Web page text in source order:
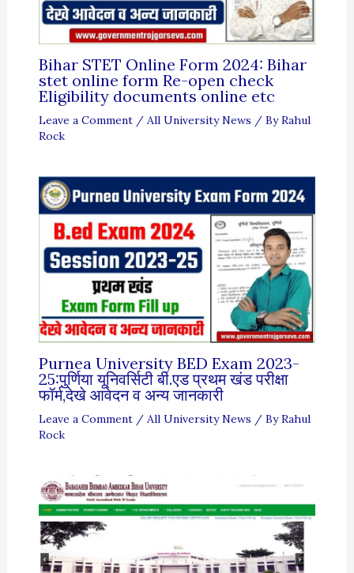
Bihar STET Online Form 2024: Bihar
stet online form Re-open check
Eligibility documents online etc
Leave a Comment / All University News / ByRahul
Rock
Purnea University BED Exam 2023-
25:पुर्णिया यूनिवर्सिटी बी.एड प्रथम खंड परीक्षा
फॉर्म,देखे आवेदन व अन्य जानकारी
Leave a Comment / All University News / ByRahul
Rock